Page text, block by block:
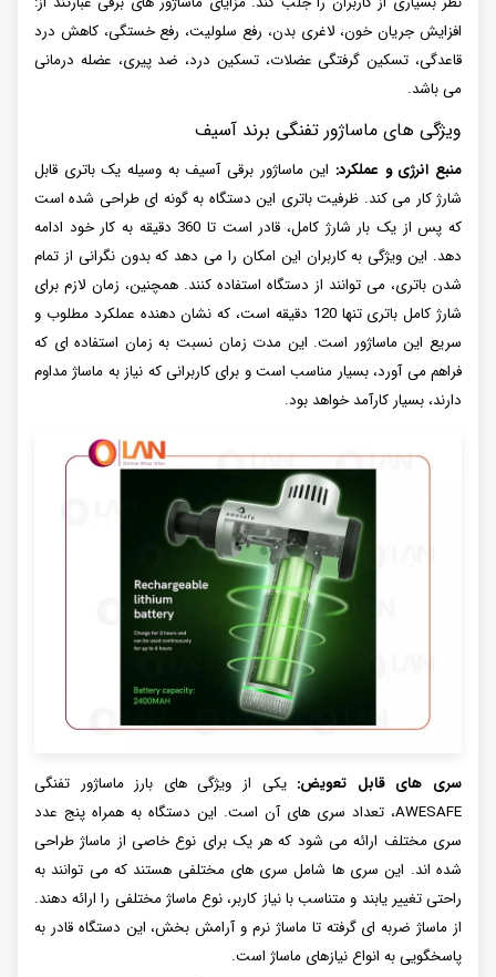
افزایش جریان خون، لاغری بدن، رفع سلولیت، رفع خستگی، کاهش درد
قاعدگی، تسکین گرفتگی عضلات، تسکین درد، ضد پیری، عضله درمانی
می باشد.
ویژگی های ماساژور تفنگی برند آسیف
منبع انرژی و عملکرد: این ماساژور برقی آسیف به وسیله یک باتری قابل
شارژ کار می کند. ظرفیت باتری این دستگاه به گونه ای طراحی شده است
که پس از یک بار شارژ کامل، قادر است تا 360 دقیقه به کار خود ادامه
دهد. این ویژگی به کاربران این امکان را می دهد که بدون نگرانی از تمام
شدن باتری، می توانند از دستگاه استفاده کنند. همچنین، زمان لازم برای
شارژ کامل باتری تنها 120 دقیقه است، که نشان دهنده عملکرد مطلوب و
سریع این ماساژور است. این مدت زمان نسبت به زمان استفاده ای که
فراهم می آورد، بسیار مناسب است و برای کاربرانی که نیاز به ماساژ مداوم
دارند، بسیار کارآمد خواهد بود.
سری های قابل تعویض: یکی از ویژگی های بارز ماساژور تفنگی
AWESAFE، تعداد سری های آن است. این دستگاه به همراه پنج عدد
سری مختلف ارائه می شود که هر یک برای نوع خاصی از ماساژ طراحی
شده اند. این سری ها شامل سری های مختلفی هستند که می توانند به
راحتی تغییر یابند و متناسب با نیاز کاربر، نوع ماساژ مختلفی را ارائه دهند.
از ماساژ ضربه ای گرفته تا ماساژ نرم و آرامش بخش، این دستگاه قادر به
پاسخگویی به انواع نیازهای ماساژ است.